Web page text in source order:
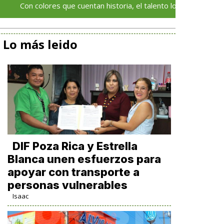
que cuentan historia, el talento local deja huella en el
Lo más leido
DIF Poza Rica y Estrella
Blanca unen esfuerzos para
apoyar con transporte a
personas vulnerables
Isaac